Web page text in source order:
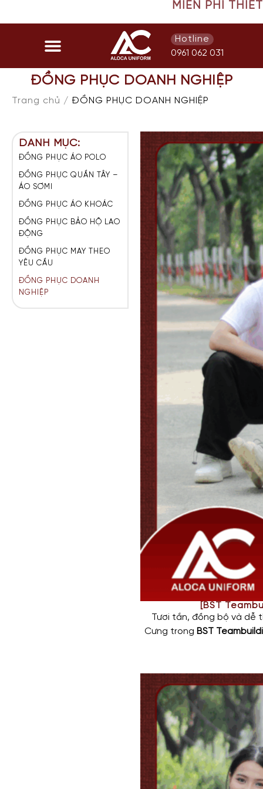
MIỄN PHÍ THIẾT KẾ ÁO MẪU
Hotline
0961 062 031
ĐỒNG PHỤC DOANH NGHIỆP
Trang chủ / ĐỒNG PHỤC DOANH NGHIỆP
DANH MỤC:
ĐỒNG PHỤC ÁO POLO
ĐỒNG PHỤC QUẦN TÂY –
ÁO SƠMI
ĐỒNG PHỤC ÁO KHOÁC
ĐỒNG PHỤC BẢO HỘ LAO
ĐỘNG
ĐỒNG PHỤC MAY THEO
YÊU CẦU
ĐỒNG PHỤC DOANH
NGHIỆP
[BST
Tươi tắn, đồng bộ và dễ
Cưng trong BST
phù hợp với môi trường
Điểm nhấn của áo là công
nứt, giúp truyền tải trọn